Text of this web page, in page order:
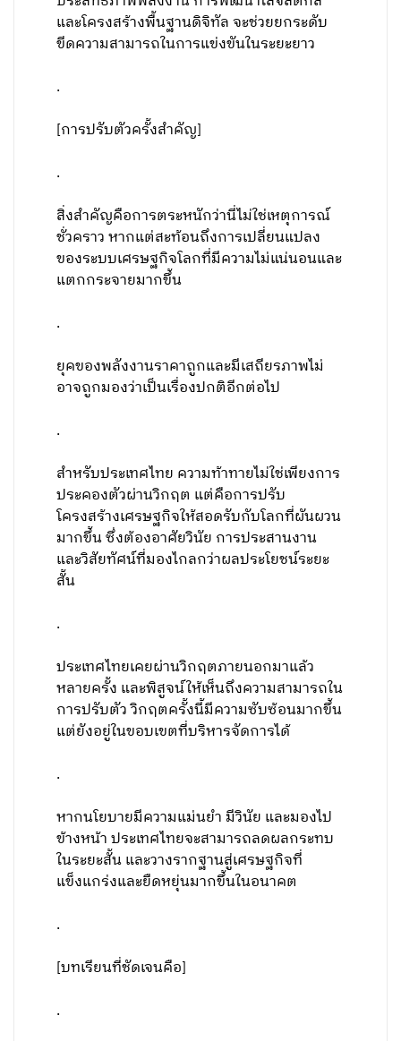
และโครงสร้างพื้นฐานดิจิทัล จะช่วยยกระดับ
ขีดความสามารถในการแข่งขันในระยะยาว
.
[การปรับตัวครั้งสำคัญ]
.
สิ่งสำคัญคือการตระหนักว่านี่ไม่ใช่เหตุการณ์
ชั่วคราว หากแต่สะท้อนถึงการเปลี่ยนแปลง
ของระบบเศรษฐกิจโลกที่มีความไม่แน่นอนและ
แตกกระจายมากขึ้น
.
ยุคของพลังงานราคาถูกและมีเสถียรภาพไม่
อาจถูกมองว่าเป็นเรื่องปกติอีกต่อไป
.
สำหรับประเทศไทย ความท้าทายไม่ใช่เพียงการ
ประคองตัวผ่านวิกฤต แต่คือการปรับ
โครงสร้างเศรษฐกิจให้สอดรับกับโลกที่ผันผวน
มากขึ้น ซึ่งต้องอาศัยวินัย การประสานงาน
และวิสัยทัศน์ที่มองไกลกว่าผลประโยชน์ระยะ
สั้น
.
ประเทศไทยเคยผ่านวิกฤตภายนอกมาแล้ว
หลายครั้ง และพิสูจน์ให้เห็นถึงความสามารถใน
การปรับตัว วิกฤตครั้งนี้มีความซับซ้อนมากขึ้น
แต่ยังอยู่ในขอบเขตที่บริหารจัดการได้
.
หากนโยบายมีความแม่นยำ มีวินัย และมองไป
ข้างหน้า ประเทศไทยจะสามารถลดผลกระทบ
ในระยะสั้น และวางรากฐานสู่เศรษฐกิจที่
แข็งแกร่งและยืดหยุ่นมากขึ้นในอนาคต
.
[บทเรียนที่ชัดเจนคือ]
.